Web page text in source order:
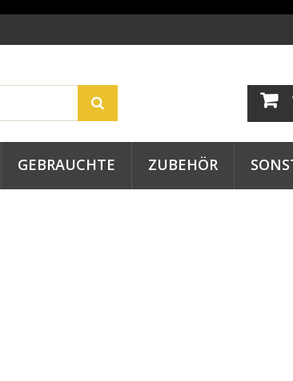
GEBRAUCHTE ZUBEHÖR